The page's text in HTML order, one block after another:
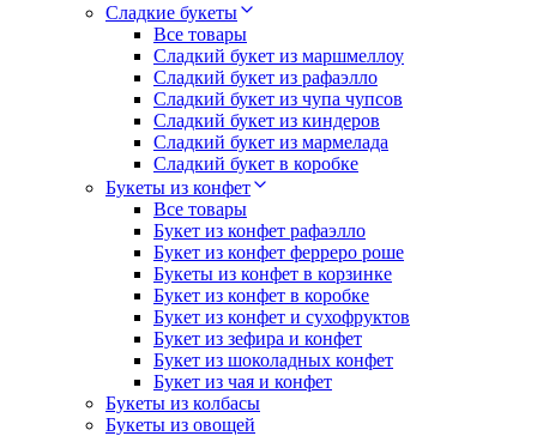
Сладкие букеты
Все товары
Сладкий букет из маршмеллоу
Сладкий букет из рафаэлло
Сладкий букет из чупа чупсов
Сладкий букет из киндеров
Сладкий букет из мармелада
Сладкий букет в коробке
Букеты из конфет
Все товары
Букет из конфет рафаэлло
Букет из конфет ферреро роше
Букеты из конфет в корзинке
Букет из конфет в коробке
Букет из конфет и сухофруктов
Букет из зефира и конфет
Букет из шоколадных конфет
Букет из чая и конфет
Букеты из колбасы
Букеты из овощей